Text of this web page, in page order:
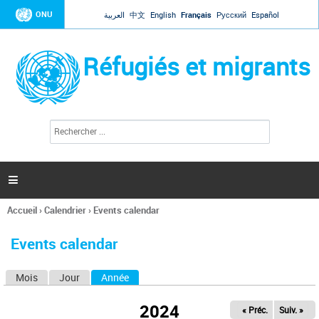
Jump to navigation
ONU العربية 中文 English Français Русский Español
Réfugiés et migrants
l
c
h
e

Vous
ici
Accueil›Calendrier› Events calendar
Events calendar
Mois Jour Année
2024 « Préc. Suiv. »